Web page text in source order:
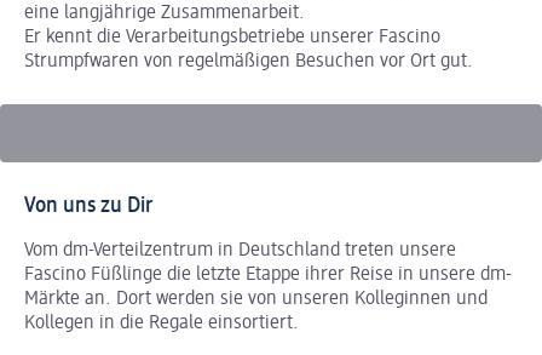
eine langjährige Zusammenarbeit.
Er kennt die Verarbeitungsbetriebe unserer Fascino
Strumpfwaren von regelmäßigen Besuchen vor Ort gut.
Von uns zu Dir
Vom dm-Verteilzentrum in Deutschland treten unsere
Fascino Füßlinge die letzte Etappe ihrer Reise in unsere dm-
Märkte an. Dort werden sie von unseren Kolleginnen und
Kollegen in die Regale einsortiert.